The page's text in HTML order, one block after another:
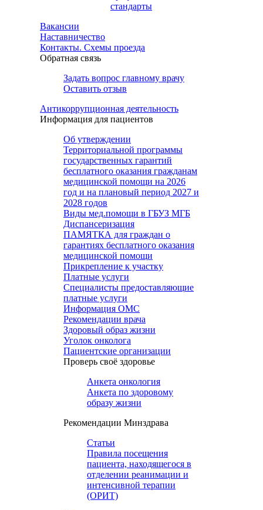
стандарты
Вакансии
Наставничество
Контакты. Схемы проезда
Обратная связь
Задать вопрос главному врачу
Оставить отзыв
Антикоррупционная деятельность
Информация для пациентов
Об утверждении
Территориальной программы
государственных гарантий
бесплатного оказания гражданам
медицинской помощи на 2026
год и на плановый период 2027 и
2028 годов
Виды мед.помощи в ГБУЗ МГБ
Диспансеризация
ПАМЯТКА для граждан о
гарантиях бесплатного оказания
медицинской помощи
Прикрепление к участку
Платные услуги
Специалисты предоставляющие
платные услуги
Информация ОМС
Рекомендации врача
Здоровый образ жизни
Уголок онколога
Пациентские организации
Проверь своё здоровье
Анкета онкология
Анкета по здоровому
образу жизни
Рекомендации Минздрава
Статьи
Правила посещения
пациента, находящегося в
отделении реанимации и
интенсивной терапии
(ОРИТ)